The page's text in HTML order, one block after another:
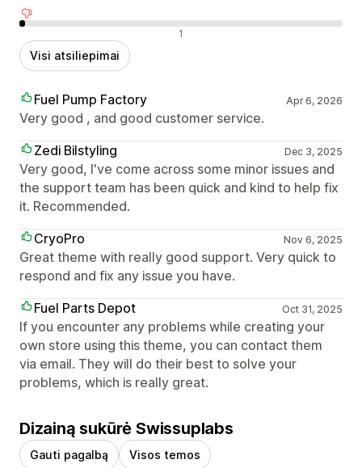
Neigiami atsiliepimai 1
Visi atsiliepimai
Fuel Pump Factory Apr 6, 2026
Very good , and good customer service.
Zedi Bilstyling
Dec 3, 2025
Very good, I've come across some minor issues and
the support team has been quick and kind to help fix
it. Recommended.
CryoPro
Nov 6, 2025
Great theme with really good support. Very quick to
respond and fix any issue you have.
Fuel Parts Depot
Oct 31, 2025
If you encounter any problems while creating your
own store using this theme, you can contact them
via email. They will do their best to solve your
problems, which is really great.
Dizainą sukūrė Swissuplabs
Gauti pagalbą Visos temos